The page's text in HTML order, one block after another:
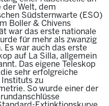
der Welt, dem
Südsternwarte (ESO)
Boller & Chivens
war das erste nationale
für mehr als zwanzig
Es war auch das erste
auf La Silla, allgemein
Das eigene Teleskop
sehr erfolgreiche
Instituts zu
So wurde einer der